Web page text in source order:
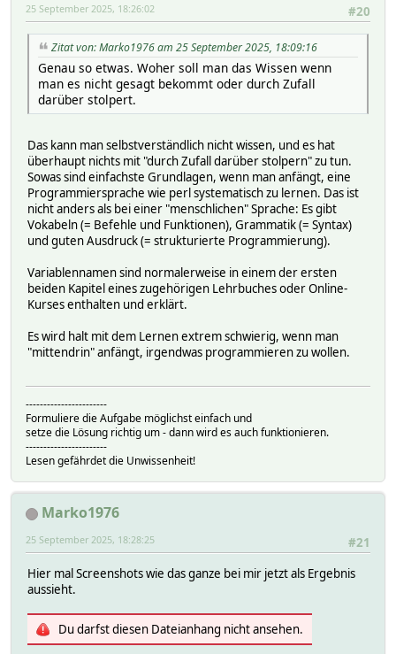
#20
25 September 2025, 18:26:02
Zitat von: Marko1976 am 25 September 2025, 18:09:16
Genau so etwas. Woher soll man das Wissen wenn
man es nicht gesagt bekommt oder durch Zufall
darüber stolpert.
Das kann man selbstverständlich nicht wissen, und es hat
überhaupt nichts mit "durch Zufall darüber stolpern" zu tun.
Sowas sind einfachste Grundlagen, wenn man anfängt, eine
Programmiersprache wie perl systematisch zu lernen. Das ist
nicht anders als bei einer "menschlichen" Sprache: Es gibt
Vokabeln (= Befehle und Funktionen), Grammatik (= Syntax)
und guten Ausdruck (= strukturierte Programmierung).
Variablennamen sind normalerweise in einem der ersten
beiden Kapitel eines zugehörigen Lehrbuches oder Online-
Kurses enthalten und erklärt.
Es wird halt mit dem Lernen extrem schwierig, wenn man
"mittendrin" anfängt, irgendwas programmieren zu wollen.
-----------------------
Formuliere die Aufgabe möglichst einfach und
setze die Lösung richtig um - dann wird es auch funktionieren.
-----------------------
Lesen gefährdet die Unwissenheit!
Marko1976
#21
25 September 2025, 18:28:25
Hier mal Screenshots wie das ganze bei mir jetzt als Ergebnis
aussieht.
Du darfst diesen Dateianhang nicht ansehen.